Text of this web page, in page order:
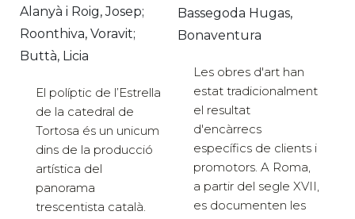
Alanyà i Roig, Josep;
Roonthiva, Voravit;
Buttà, Licia
El políptic de l’Estrella
de la catedral de
Tortosa és un unicum
dins de la producció
artística del
panorama
trescentista català.
Bassegoda Hugas,
Bonaventura
Les obres d'art han
estat tradicionalment
el resultat
d'encàrrecs
específics de clients i
promotors. A Roma,
a partir del segle XVII,
es documenten les